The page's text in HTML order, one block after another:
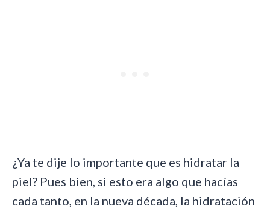
¿Ya te dije lo importante que es hidratar la
piel? Pues bien, si esto era algo que hacías
cada tanto, en la nueva década, la hidratación